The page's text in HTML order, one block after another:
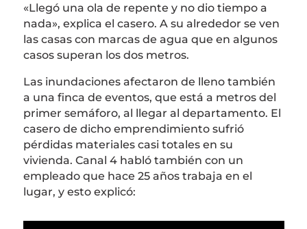
«Llegó una ola de repente y no dio tiempo a
nada», explica el casero. A su alrededor se ven
las casas con marcas de agua que en algunos
casos superan los dos metros.
Las inundaciones afectaron de lleno también
a una finca de eventos, que está a metros del
primer semáforo, al llegar al departamento. El
casero de dicho emprendimiento sufrió
pérdidas materiales casi totales en su
vivienda. Canal 4 habló también con un
empleado que hace 25 años trabaja en el
lugar, y esto explicó: